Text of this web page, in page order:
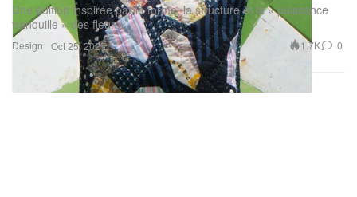
Design
Une édition inspirée par la forme, la structure et la « puissance
tranquille » des fleurs.
Oct 25, 2025 1.7K 0